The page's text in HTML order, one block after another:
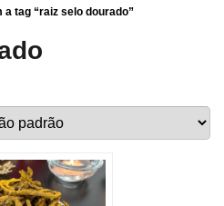
tag “raiz selo dourado”